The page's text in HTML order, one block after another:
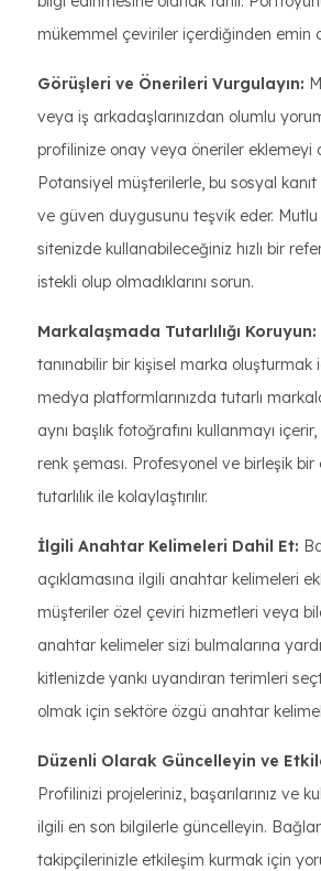
mükemmel çeviriler içerdiğinden emin
Görüşleri ve Önerileri Vurgulayın:
veya iş arkadaşlarınızdan olumlu
profilinize onay veya öneriler eklemeyi
Potansiyel müşterilerle, bu sosyal kanıt
ve güven duygusunu teşvik eder.
sitenizde kullanabileceğiniz hızlı bir
istekli olup olmadıklarını sorun.
Markalaşmada Tutarlılığı Koruyun:
tanınabilir bir kişisel marka oluşturmak
medya platformlarınızda tutarlı
aynı başlık fotoğrafını kullanmayı
renk şeması. Profesyonel ve birleşik bir
tutarlılık ile kolaylaştırılır.
İlgili Anahtar Kelimeleri Dahil Et:
açıklamasına ilgili anahtar kelimeleri
müşteriler özel çeviri hizmetleri veya
anahtar kelimeler sizi bulmalarına
kitlenizde yankı uyandıran terimleri
olmak için sektöre özgü anahtar
Düzenli Olarak Güncelleyin ve
Profilinizi projeleriniz, başarılarınız ve
ilgili en son bilgilerle güncelleyin.
takipçilerinizle etkileşim kurmak için